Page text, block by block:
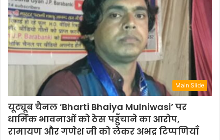
Main Slide
यूट्यूब चैनल ‘Bharti Bhaiya Mulniwasi’ पर
धार्मिक भावनाओं को ठेस पहुँचाने का आरोप,
रामायण और गणेश जी को लेकर अभद्र टिप्पणियाँ